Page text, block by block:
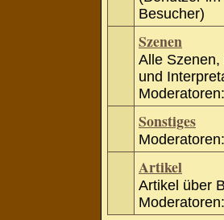
Besucher)
Szenen
Alle
und
Moderatoren:
Sonstiges
Moderatoren:
Artikel
Artikel über
Moderatoren: